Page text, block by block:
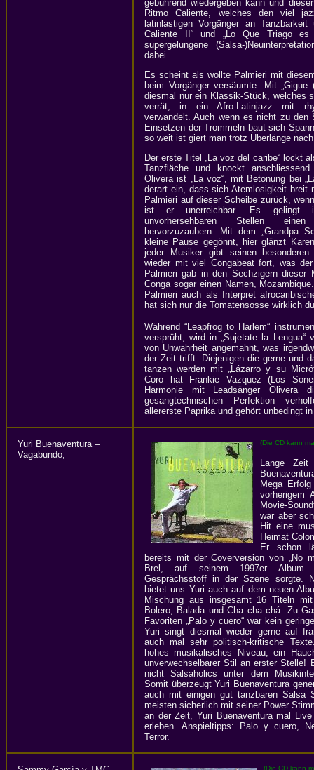
gebührend wiedergeben kann und
Ritmo Caliente, welches den viel
latinlastigen Vorgänger an
Caliente II“ und „Lo Que Triago
supergelungene (Salsa-
dabei.
Es scheint als wollte Palmieri mit
beim Vorgänger versäumte. Mit
diesmal nur ein Klassik-Stück, welches
verrät, in ein Afro-Latinjazz mit
verwandelt. Auch wenn es nicht zu den
Einsetzen der Trommeln baut sich
so weit ist giert man trotz Überlänge
Der erste Titel „La voz del caribe“ lockt
Tanzfläche und knockt
Olivera ist „La voz“, mit Betonung bei
derart ein, dass sich Atemlosigkeit breit
Palmieri auf dieser Scheibe zurück,
ist er unerreichbar. Es gelingt
unvorhersehbaren Stellen
hervorzuzaubern. Mit dem „Grandpa
kleine Pause gegönnt, hier glänzt
jeder Musiker gibt seinen besonderen
wieder mit viel Congabeat fort, was
Palmieri gab in den Sechzigern dieser
Conga sogar einen Namen,
Palmieri auch als Interpret
hat sich nur die Tomatensosse wirklich
Während “Leapfrog to Harlem“
versprüht, wird in „Sujetate la Lengua“
von Unwahrheit angemahnt, was
der Zeit trifft. Diejenigen die gerne und
tanzen werden mit „Lázarro y su
Coro hat Frankie Vazquez (Los
Harmonie mit Leadsänger Olivera
gesangtechnischen Perfektion
allererste Paprika und gehört unbedingt
Yuri Buenaventura –
Vagabundo,
(Die CD kann
Lange
Mega
vorherigem
Movie-
war aber
Hit eine
Heimat
Er schon
bereits mit der Coverversion von „No
Brel, auf seinem 1997er Album
Gesprächsstoff in der Szene sorgte.
bietet uns Yuri auch auf dem neuen
Mischung aus insgesamt 16 Titeln
Bolero, Balada und Cha cha chá. Zu
Favoriten „Palo y cuero“ war kein
Yuri singt diesmal wieder gerne auf
auch mal sehr politisch-kritische
hohes musikalisches Niveau, ein
unverwechselbarer Stil an erster Stelle!
nicht Salsaholics unter dem
Somit überzeugt Yuri Buenaventura
auch mit einigen gut tanzbaren Salsa
meisten sicherlich mit seiner Power
an der Zeit, Yuri Buenaventura mal
erleben. Anspieltipps: Palo y cuero,
Terror.
(Die CD kann